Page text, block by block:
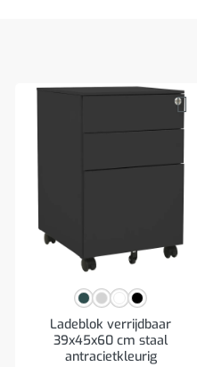
Ladeblok verrijdbaar
39x45x60 cm staal
antracietkleurig